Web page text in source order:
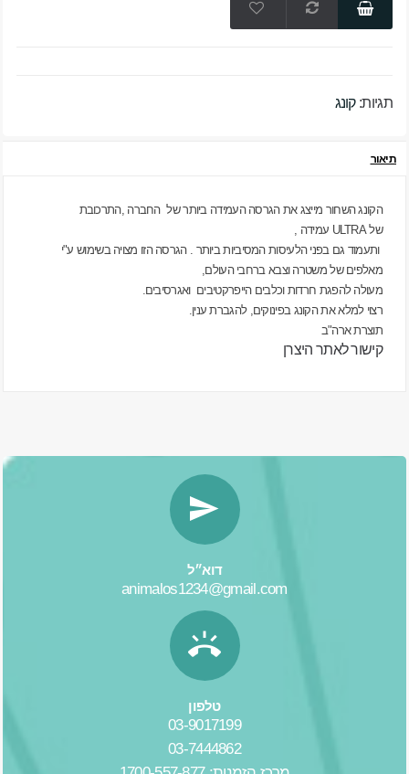
תגיות:קונג
תיאור
הקונג השחור מייצג את הגרסה העמידה ביותר של החברה ,התרכובת
של ULTRA עמידה ,
ותעמוד גם בפני הלעיסות המסיביות ביותר . הגרסה הזו מצויה בשימוש ע"י
מאלפים של משטרה וצבא ברחבי העולם,
מעולה להפגת חרדות וכלבים הייפרקטיבים ואגרסיבים.
רצוי למלא את הקונג בפינוקים, להגברת ענין.
תוצרת ארה"ב
קישור לאתר היצרן
דוא״ל
animalos1234@gmail.com
טלפון
03-9017199
03-7444862